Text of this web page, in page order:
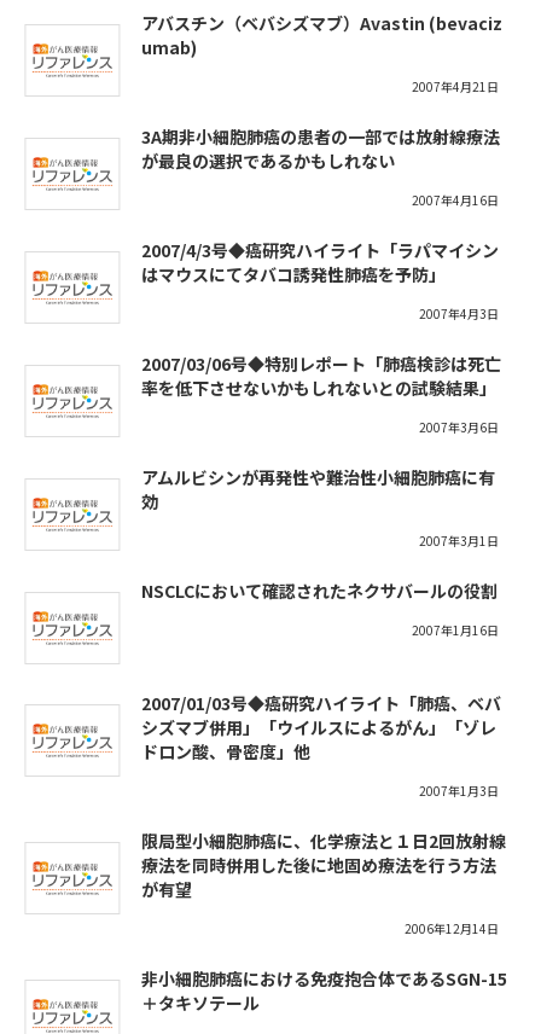
アバスチン（ベバシズマブ）Avastin (bevaciz
umab)
2007年4月21日
3A期非小細胞肺癌の患者の一部では放射線療法
が最良の選択であるかもしれない
2007年4月16日
2007/4/3号◆癌研究ハイライト「ラパマイシン
はマウスにてタバコ誘発性肺癌を予防」
2007年4月3日
2007/03/06号◆特別レポート「肺癌検診は死亡
率を低下させないかもしれないとの試験結果」
2007年3月6日
アムルビシンが再発性や難治性小細胞肺癌に有
効
2007年3月1日
NSCLCにおいて確認されたネクサバールの役割
2007年1月16日
2007/01/03号◆癌研究ハイライト「肺癌、ベバ
シズマブ併用」「ウイルスによるがん」「ゾレ
ドロン酸、骨密度」他
2007年1月3日
限局型小細胞肺癌に、化学療法と１日2回放射線
療法を同時併用した後に地固め療法を行う方法
が有望
2006年12月14日
非小細胞肺癌における免疫抱合体であるSGN-15
＋タキソテール